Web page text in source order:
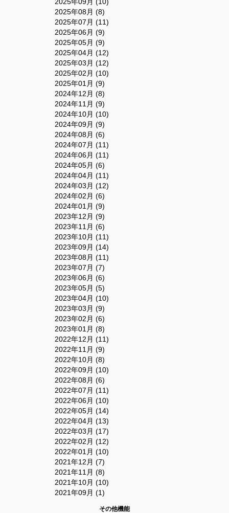
2025年08月 (8)
2025年07月 (11)
2025年06月 (9)
2025年05月 (9)
2025年04月 (12)
2025年03月 (12)
2025年02月 (10)
2025年01月 (9)
2024年12月 (8)
2024年11月 (9)
2024年10月 (10)
2024年09月 (9)
2024年08月 (6)
2024年07月 (11)
2024年06月 (11)
2024年05月 (6)
2024年04月 (11)
2024年03月 (12)
2024年02月 (6)
2024年01月 (9)
2023年12月 (9)
2023年11月 (6)
2023年10月 (11)
2023年09月 (14)
2023年08月 (11)
2023年07月 (7)
2023年06月 (6)
2023年05月 (5)
2023年04月 (10)
2023年03月 (9)
2023年02月 (6)
2023年01月 (8)
2022年12月 (11)
2022年11月 (9)
2022年10月 (8)
2022年09月 (10)
2022年08月 (6)
2022年07月 (11)
2022年06月 (10)
2022年05月 (14)
2022年04月 (13)
2022年03月 (17)
2022年02月 (12)
2022年01月 (10)
2021年12月 (7)
2021年11月 (8)
2021年10月 (10)
2021年09月 (1)
その他機能